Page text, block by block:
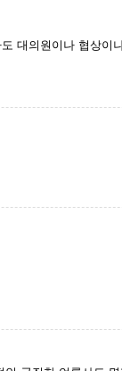
대의원이나 협상이